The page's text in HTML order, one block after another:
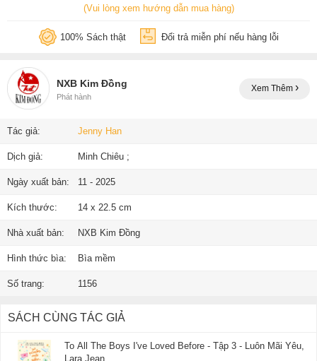
(Vui lòng xem hướng dẫn mua hàng)
100% Sách thật Đổi trả miễn phí nếu hàng lỗi
NXB Kim Đồng
Phát hành
Xem Thêm
Tác giả: Jenny Han
Dịch giả: Minh Chiêu ;
Ngày xuất bản: 11 - 2025
Kích thước: 14 x 22.5 cm
Nhà xuất bản: NXB Kim Đồng
Hình thức bìa: Bìa mềm
Số trang: 1156
SÁCH CÙNG TÁC GIẢ
To All The Boys I've Loved Before - Tập 3 - Luôn Mãi Yêu,
Lara Jean